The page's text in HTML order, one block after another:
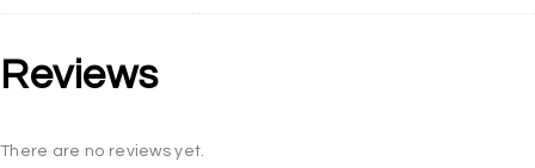
Reviews
There are no reviews yet.